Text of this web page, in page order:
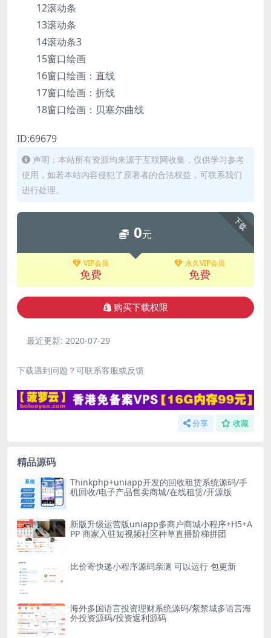
12滚动条
13滚动条
14滚动条3
15窗口绘画
16窗口绘画：直线
17窗口绘画：折线
18窗口绘画：贝塞尔曲线
ID:69679
声明：本站所有资源均来源于互联网收集，仅供学习参考
使用，如若本站内容侵犯了原著者的合法权益，可联系我们
进行处理。
下载
0元
VIP会员
免费
永久VIP会员
免费
购买下载权限
最近更新: 2020-07-29
下载遇到问题？可联系客服或反馈
分享 收藏
精品源码
Thinkphp+uniapp开发的回收租赁系统源码/手
机回收/电子产品售卖商城/在线租赁/开源版
新版升级运营版uniapp多商户商城小程序+H5+A
PP 商家入驻短视频社区种草直播阶梯拼团
比价寄快递小程序源码亲测 可以运行 包更新
海外多国语言投资理财系统源码/紫禁城多语言海
外投资源码/投资返利源码